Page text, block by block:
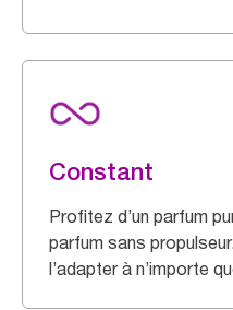
Constant
Profitez d’un parfum
parfum sans
l’adapter à n’importe